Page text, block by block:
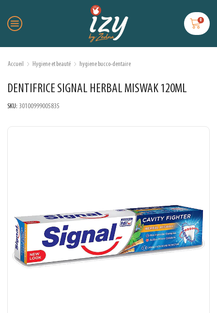
0
Accueil Hygiene et beauté hygiene bucco-dentaire
DENTIFRICE SIGNAL HERBAL MISWAK 120ML
SKU: 30100999005835